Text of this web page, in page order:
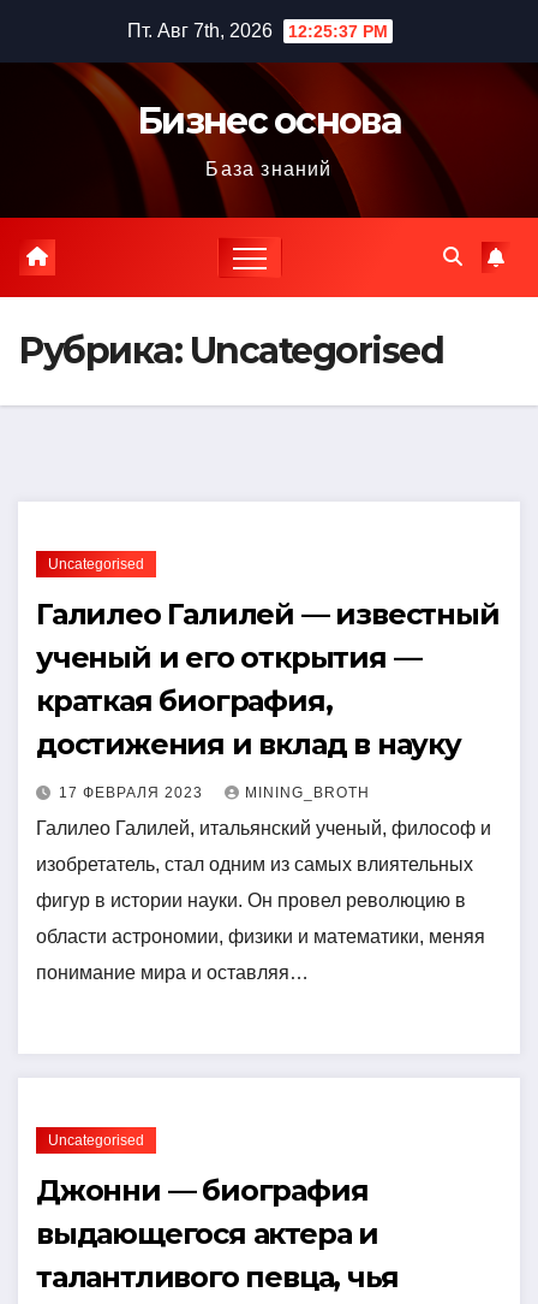
содержимому
Пт. Авг 7th, 2026 12:25:39 PM
Бизнес основа
База знаний
Рубрика: Uncategorised
Uncategorised
Галилео Галилей — известный
ученый и его открытия —
краткая биография,
достижения и вклад в науку
17 ФЕВРАЛЯ 2023 MINING_BROTH
Галилео Галилей, итальянский ученый, философ и
изобретатель, стал одним из самых влиятельных
фигур в истории науки. Он провел революцию в
области астрономии, физики и математики, меняя
понимание мира и оставляя…
Uncategorised
Джонни — биография
выдающегося актера и
талантливого певца, чья